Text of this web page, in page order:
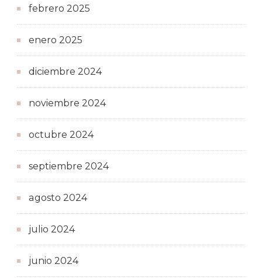
febrero 2025
enero 2025
diciembre 2024
noviembre 2024
octubre 2024
septiembre 2024
agosto 2024
julio 2024
junio 2024